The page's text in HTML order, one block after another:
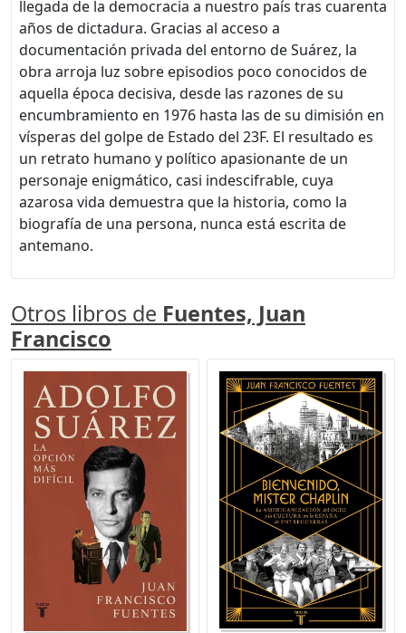
llegada de la democracia a nuestro país tras cuarenta
años de dictadura. Gracias al acceso a
documentación privada del entorno de Suárez, la
obra arroja luz sobre episodios poco conocidos de
aquella época decisiva, desde las razones de su
encumbramiento en 1976 hasta las de su dimisión en
vísperas del golpe de Estado del 23F. El resultado es
un retrato humano y político apasionante de un
personaje enigmático, casi indescifrable, cuya
azarosa vida demuestra que la historia, como la
biografía de una persona, nunca está escrita de
antemano.
Otros libros de Fuentes, Juan
Francisco